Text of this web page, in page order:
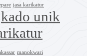
jasa karikatur
kado unik
manokwari